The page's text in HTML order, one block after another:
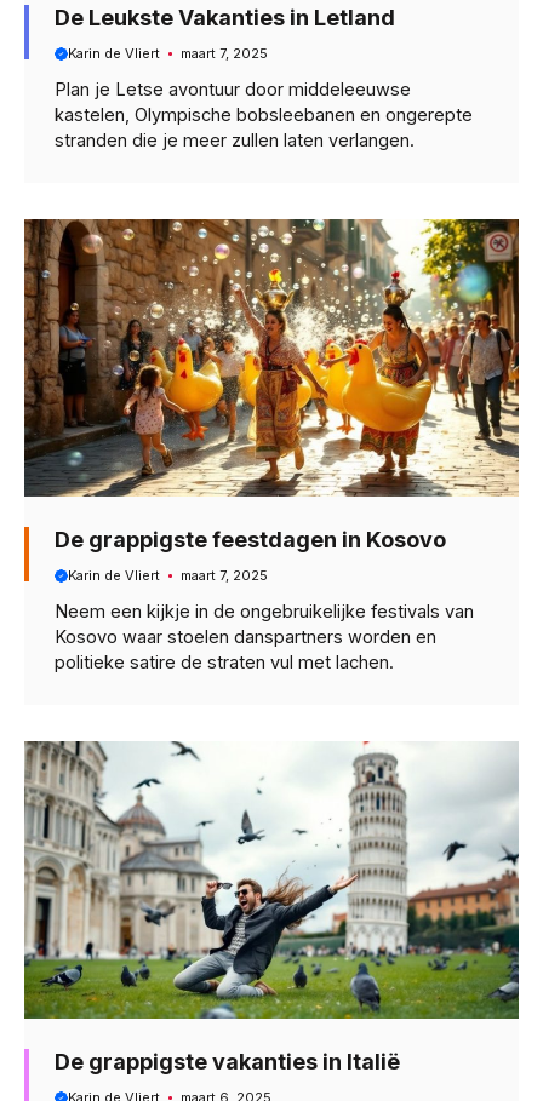
De Leukste Vakanties in Letland
Karin de Vliert maart 7, 2025
Plan je Letse avontuur door middeleeuwse
kastelen, Olympische bobsleebanen en ongerepte
stranden die je meer zullen laten verlangen.
De grappigste feestdagen in Kosovo
Karin de Vliert maart 7, 2025
Neem een kijkje in de ongebruikelijke festivals van
Kosovo waar stoelen danspartners worden en
politieke satire de straten vul met lachen.
De grappigste vakanties in Italië
Karin de Vliert maart 6, 2025